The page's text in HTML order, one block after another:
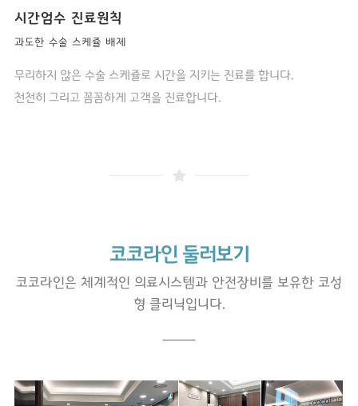
시간엄수 진료원칙
과도한 수술 스케쥴 배제
무리하지 않은 수술 스케쥴로 시간을 지키는 진료를 합니다.
천천히 그리고 꼼꼼하게 고객을 진료합니다.
코코라인 둘러보기
코코라인은 체계적인 의료시스템과 안전장비를 보유한 코성
형 클리닉입니다.